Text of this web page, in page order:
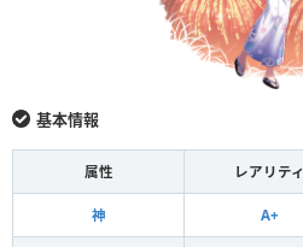
基本情報
属性 レアリティ
神 A+